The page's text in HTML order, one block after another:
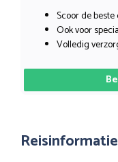
Scoor de
Ook voor
Volledig